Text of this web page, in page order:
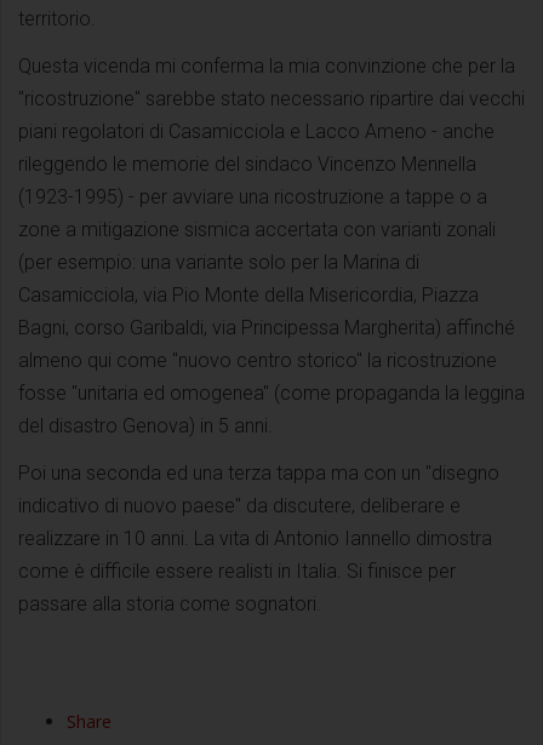
territorio.
Questa vicenda mi conferma la mia convinzione che per la
"ricostruzione" sarebbe stato necessario ripartire dai vecchi
piani regolatori di Casamicciola e Lacco Ameno - anche
rileggendo le memorie del sindaco Vincenzo Mennella
(1923-1995) - per avviare una ricostruzione a tappe o a
zone a mitigazione sismica accertata con varianti zonali
(per esempio: una variante solo per la Marina di
Casamicciola, via Pio Monte della Misericordia, Piazza
Bagni, corso Garibaldi, via Principessa Margherita) affinché
almeno qui come "nuovo centro storico" la ricostruzione
fosse "unitaria ed omogenea" (come propaganda la leggina
del disastro Genova) in 5 anni.
Poi una seconda ed una terza tappa ma con un "disegno
indicativo di nuovo paese" da discutere, deliberare e
realizzare in 10 anni. La vita di Antonio Iannello dimostra
come è difficile essere realisti in Italia. Si finisce per
passare alla storia come sognatori.
Share